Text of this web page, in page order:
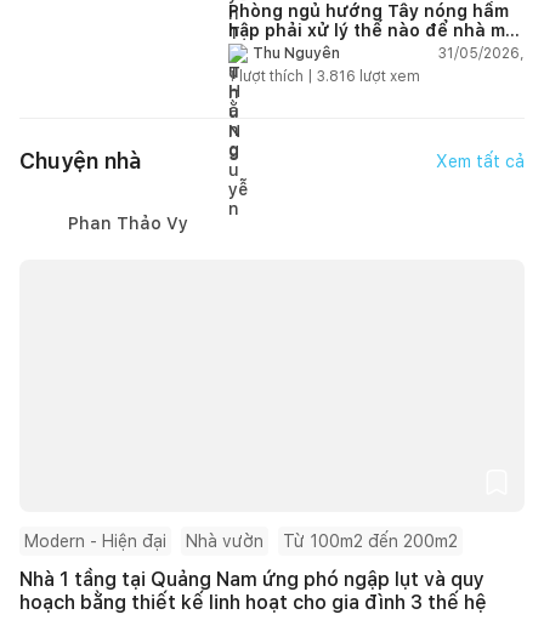
Phòng ngủ hướng Tây nóng hầm
hập phải xử lý thế nào để nhà mát
hơn?Thu Nguyễn
31/05/2026,
1lượt thích | 3.816 lượt xem
Chuyện nhà Xem tất cả
Phan Thảo Vy
Modern - Hiện đại Nhà vườn Từ 100m2 đến 200m2
Nhà 1 tầng tại Quảng Nam ứng phó ngập lụt và quy
hoạch bằng thiết kế linh hoạt cho gia đình 3 thế hệ